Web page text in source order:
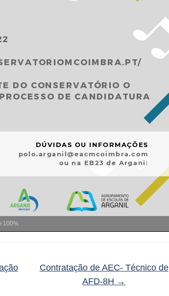
100%
Contratação de AEC- Técnico de
AFD-8H →